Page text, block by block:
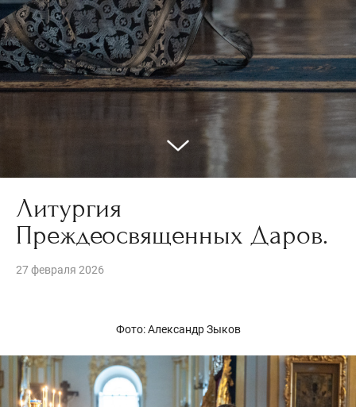
Литургия
Преждеосвященных Даров.
27 февраля 2026
Фото: Александр Зыков